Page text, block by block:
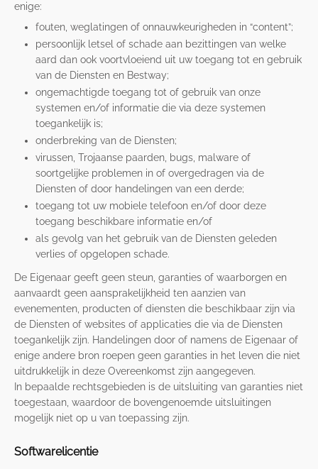
enige:
fouten, weglatingen of onnauwkeurigheden in “content”;
persoonlijk letsel of schade aan bezittingen van welke
aard dan ook voortvloeiend uit uw toegang tot en gebruik
van de Diensten en Bestway;
ongemachtigde toegang tot of gebruik van onze
systemen en/of informatie die via deze systemen
toegankelijk is;
onderbreking van de Diensten;
virussen, Trojaanse paarden, bugs, malware of
soortgelijke problemen in of overgedragen via de
Diensten of door handelingen van een derde;
toegang tot uw mobiele telefoon en/of door deze
toegang beschikbare informatie en/of
als gevolg van het gebruik van de Diensten geleden
verlies of opgelopen schade.
De Eigenaar geeft geen steun, garanties of waarborgen en
aanvaardt geen aansprakelijkheid ten aanzien van
evenementen, producten of diensten die beschikbaar zijn via
de Diensten of websites of applicaties die via de Diensten
toegankelijk zijn. Handelingen door of namens de Eigenaar of
enige andere bron roepen geen garanties in het leven die niet
uitdrukkelijk in deze Overeenkomst zijn aangegeven.
In bepaalde rechtsgebieden is de uitsluiting van garanties niet
toegestaan, waardoor de bovengenoemde uitsluitingen
mogelijk niet op u van toepassing zijn.
Softwarelicentie